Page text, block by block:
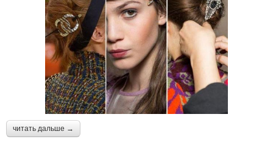
читать дальше →